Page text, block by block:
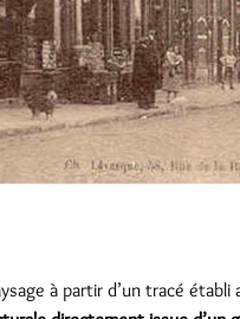
à partir d’un tracé